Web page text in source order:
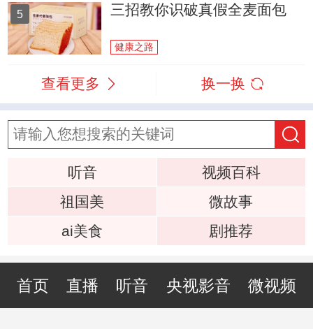
5 三招教你识破真假全麦面包
健康之路
查看更多 换一换
听音
视频百科
祖国美
微故事
ai美食
剧推荐
首页 直播 听音 央视影音 微视频